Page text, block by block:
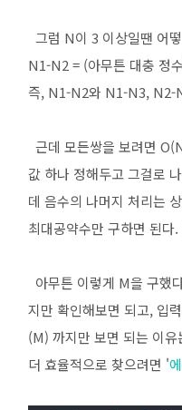
그럼 N이 3 이상일땐 어
N1-N2 = (아무튼 대충 정
즉, N1-N2와 N1-N3, N2-
근데 모든쌍을 보려면
값 하나 정해두고 그걸로
데 음수의 나머지 처리는
최대공약수만 구하면 된
아무튼 이렇게 M을 구했
지만 확인해보면 되고, 입
(M) 까지만 보면 되는 이유
더 효율적으로 찾으려면 '